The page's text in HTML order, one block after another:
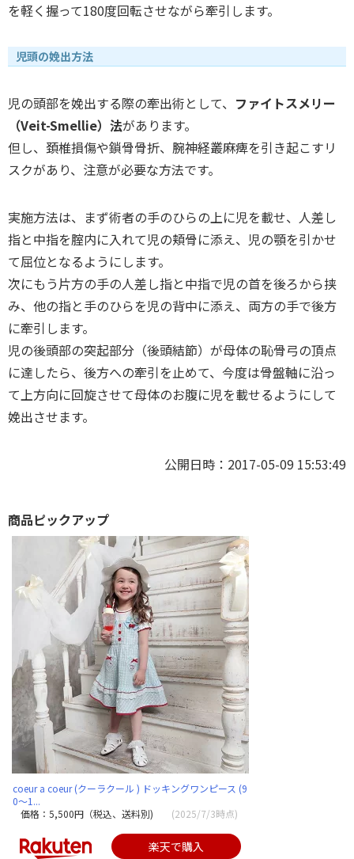
を軽く握って180度回転させながら牽引します。
児頭の娩出方法
児の頭部を娩出する際の牽出術として、 ファイトスメリー
（Veit-Smellie）法があります。
但し、頚椎損傷や鎖骨骨折、腕神経叢麻痺を引き起こすリ
スクがあり、注意が必要な方法です。
実施方法は、まず術者の手のひらの上に児を載せ、人差し
指と中指を腟内に入れて児の頬骨に添え、児の顎を引かせ
て屈位となるようにします。
次にもう片方の手の人差し指と中指で児の首を後ろから挟
み、他の指と手のひらを児の背中に添え、両方の手で後方
に牽引します。
児の後頭部の突起部分（後頭結節）が母体の恥骨弓の頂点
に達したら、後方への牽引を止めて、今度は骨盤軸に沿っ
て上方向に回旋させて母体のお腹に児を載せるようにして
娩出させます。
公開日時：2017-05-09 15:53:49
商品ピックアップ
coeur a coeur (クーラクール ) ドッキングワンピース (9
0〜1...
価格：5,500円（税込、送料別)
(2025/7/3時点)
楽天で購入